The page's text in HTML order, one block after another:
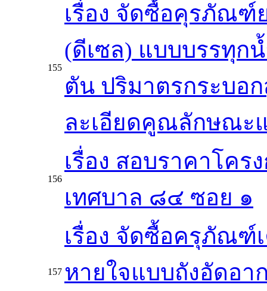
155
เรื่อง จัดซื้อคุรภัณฑ์
(ดีเซล) แบบบรรทุก
ตัน ปริมาตรกระบอ
ละเอียดคูณลักษณะ
156
เรื่อง สอบราคาโค
เทศบาล ๘๔ ซอย ๑
157
เรื่อง จัดซื้อครุภัณฑ์
หายใจแบบถังอัดอา